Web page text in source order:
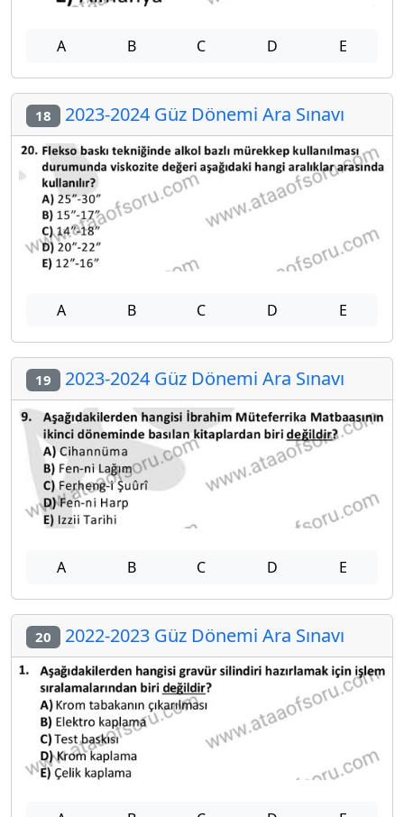
A B C D E
18 2023-2024 Güz Dönemi Ara Sınavı
A B C D E
19 2023-2024 Güz Dönemi Ara Sınavı
A B C D E
20 2022-2023 Güz Dönemi Ara Sınavı